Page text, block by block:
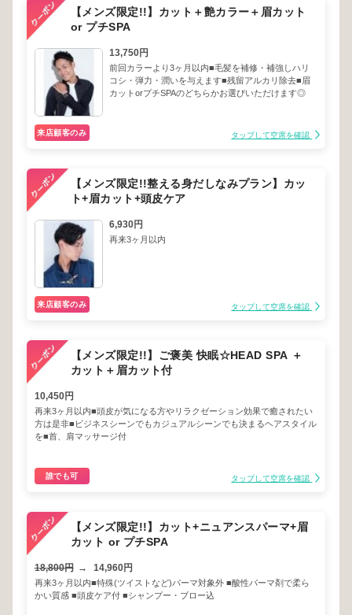
【メンズ限定!!】カット＋艶カラー＋眉カット
or プチSPA
13,750円
前回カラーより3ヶ月以内■毛髪を補修・補強しハリ
コシ・弾力・潤いを与えます■残留アルカリ除去■眉
カットorプチSPAのどちらかお選びいただけます◎
来店顧客のみ タップして空席を確認
【メンズ限定!!整える身だしなみプラン】カッ
ト+眉カット+頭皮ケア
6,930円
再来3ヶ月以内
来店顧客のみ タップして空席を確認
【メンズ限定!!】ご褒美 快眠☆HEAD SPA ＋
カット＋眉カット付
10,450円
再来3ヶ月以内■頭皮が気になる方やリラクゼーション効果で癒されたい
方は是非■ビジネスシーンでもカジュアルシーンでも決まるヘアスタイル
を■首、肩マッサージ付
誰でも可 タップして空席を確認
【メンズ限定!!】カット+ニュアンスパーマ+眉
カット or プチSPA
18,800円 → 14,960円
再来3ヶ月以内■特殊(ツイストなど)パーマ対象外 ■酸性パーマ剤で柔ら
かい質感 ■頭皮ケア付 ■シャンプー・ブロー込